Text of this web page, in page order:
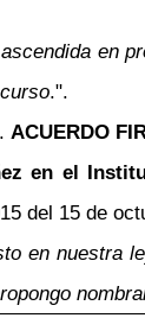
en
.".
ACUERDO
en el
del 15 de
en